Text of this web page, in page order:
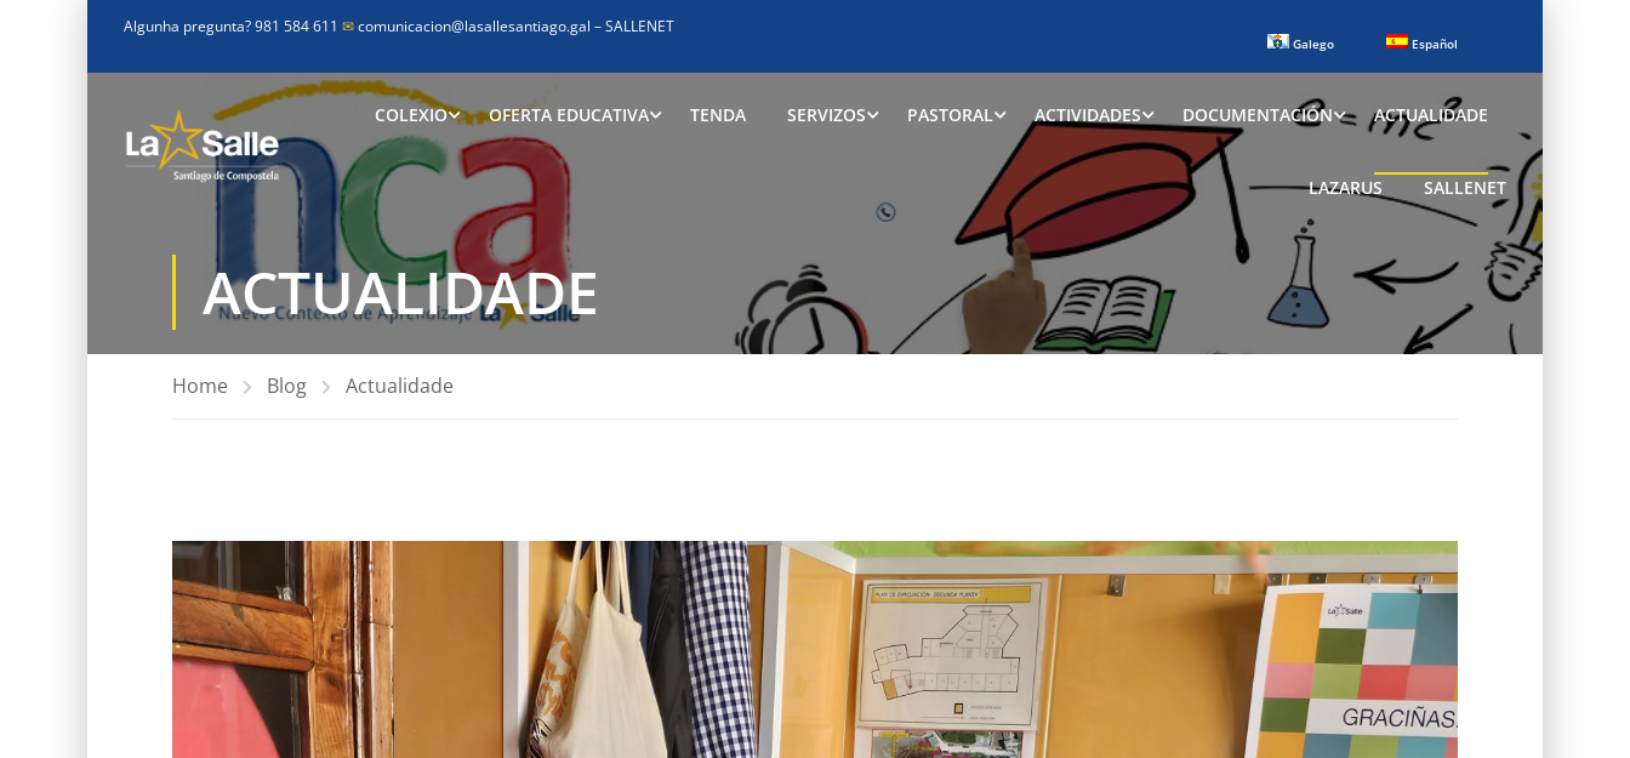
Algunha pregunta? 981 584 611 ✉comunicacion@lasallesantiago.gal –SALLENET
Galego Español
COLEXIO OFERTA EDUCATIVA TENDA SERVIZOS PASTORAL ACTIVIDADES DOCUMENTACIÓN ACTUALIDADE
LAZARUS SALLENET
ACTUALIDADE
Home Blog Actualidade